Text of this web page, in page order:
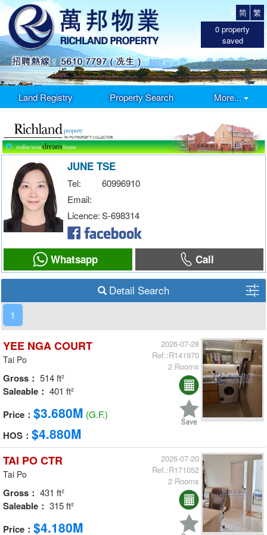
繁
简
0 property
saved
Land Registry Property Search More...
JUNE TSE
Tel:
60996910
Email:
Licence:S-698314
Whatsapp Call
Detail Search
1
YEE NGA COURT
Tai Po
Gross： 514 ft²
Saleable： 401 ft²
Price： $3.680M (G.F.)
HOS： $4.880M
2026-07-28
Ref.:R141970
2 Rooms
TAI PO CTR
Tai Po
Gross： 431 ft²
Saleable： 315 ft²
Price： $4.180M
2026-07-20
Ref.:R171052
2 Rooms